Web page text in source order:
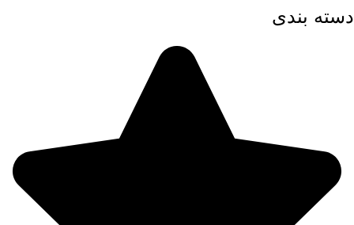
دسته بندی